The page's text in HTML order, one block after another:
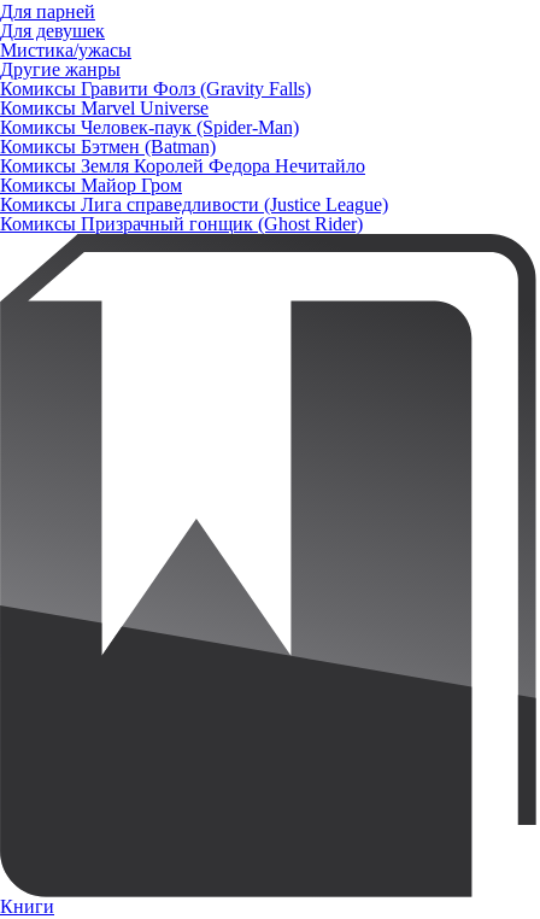
Для парней
Для девушек
Мистика/ужасы
Другие жанры
Комиксы Гравити Фолз (Gravity Falls)
Комиксы Marvel Universe
Комиксы Человек-паук (Spider-Man)
Комиксы Бэтмен (Batman)
Комиксы Земля Королей Федора Нечитайло
Комиксы Майор Гром
Комиксы Лига справедливости (Justice League)
Комиксы Призрачный гонщик (Ghost Rider)
Книги